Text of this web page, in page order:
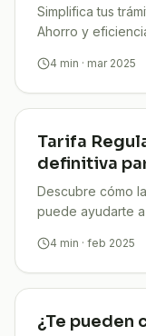
Simplifica tus
Ahorro y
4 min · mar 2025
Tarifa
definitiva
Descubre cómo
puede ayudarte
4 min · feb 2025
¿Te pueden